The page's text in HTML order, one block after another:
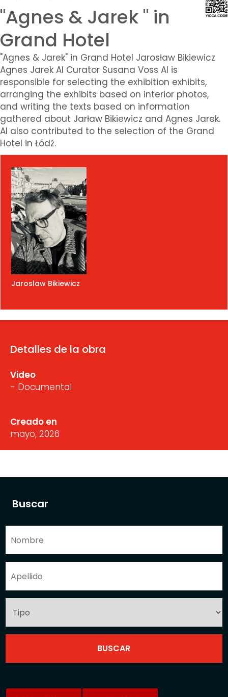
Buscar
"Agnes & Jarek " in
Grand Hotel
"Agnes & Jarek" in Grand Hotel Jarosław Bikiewicz
Agnes Jarek AI Curator Susana Voss AI is
responsible for selecting the exhibition exhibits,
arranging the exhibits based on interior photos,
and writing the texts based on information
gathered about Jarław Bikiewicz and Agnes Jarek.
AI also contributed to the selection of the Grand
Hotel in Łódź.
Jaroslaw Bikiewicz
Detalles de la obra
Video
- Documental
Creado en
mayo, 2026